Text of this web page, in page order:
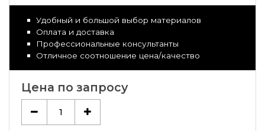
Удобный и большой выбор материалов
Оплата и доставка
Профессиональные консультанты
Отличное соотношение цена/качество
Цена по запросу
1